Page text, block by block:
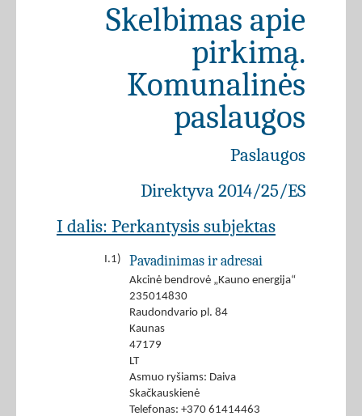
Skelbimas apie
pirkimą.
Komunalinės
paslaugos
Paslaugos
Direktyva 2014/25/ES
I dalis: Perkantysis subjektas
I.1) Pavadinimas ir adresai
Akcinė bendrovė „Kauno energija“
235014830
Raudondvario pl. 84
Kaunas
47179
LT
Asmuo ryšiams: Daiva
Skačkauskienė
Telefonas: +370 61414463